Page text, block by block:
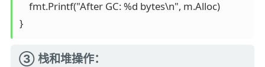
    fmt.Printf("After GC: %d bytes\n", m.Alloc)
}
③ 栈和堆操作：